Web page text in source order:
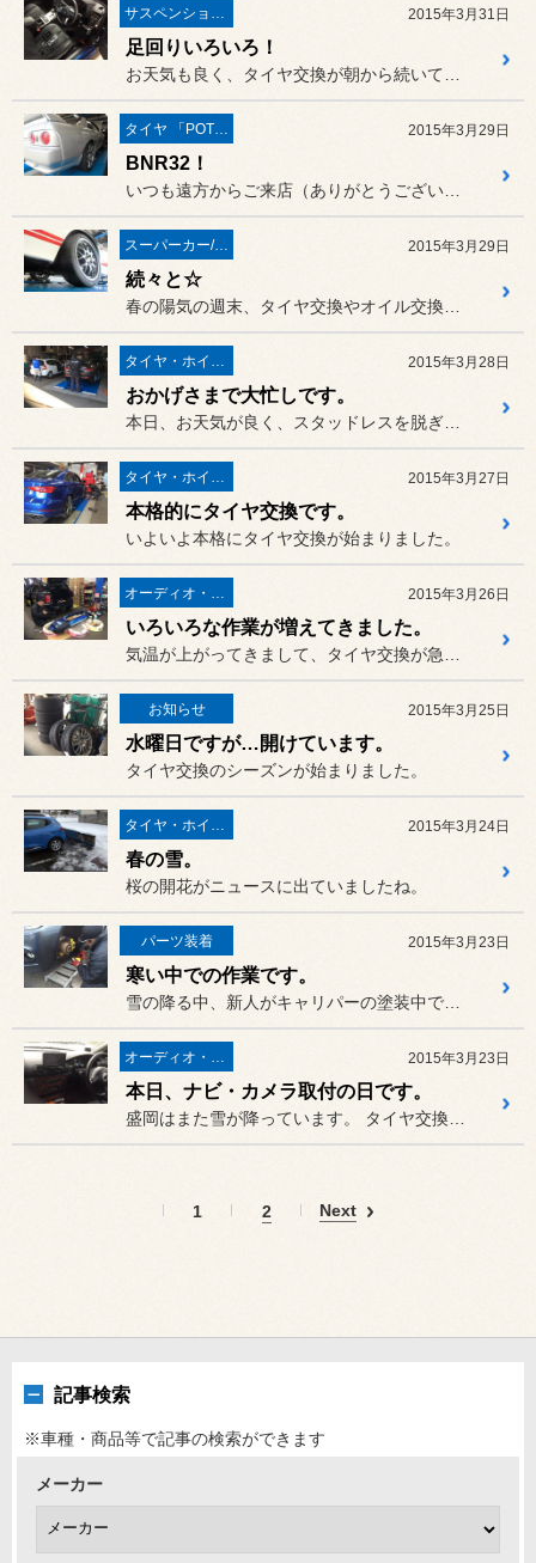
サスペンション・ボディ関連 2015年3月31日
足回りいろいろ！
タイヤ 「POTENZA」 2015年3月29日
BNR32！
スーパーカー/スーパースポーツ/ヴィンテージカー 2015年3月29日
続々と☆
タイヤ・ホイール 2015年3月28日
おかげさまで大忙しです。
タイヤ・ホイール 2015年3月27日
本格的にタイヤ交換です。
いよいよ本格にタイヤ交換が始まりました。
オーディオ・ナビ関連 2015年3月26日
いろいろな作業が増えてきました。
お知らせ 2015年3月25日
水曜日ですが…開けています。
タイヤ交換のシーズンが始まりました。
タイヤ・ホイール 2015年3月24日
春の雪。
桜の開花がニュースに出ていましたね。
パーツ装着 2015年3月23日
寒い中での作業です。
オーディオ・ナビ関連 2015年3月23日
本日、ナビ・カメラ取付の日です。
1 2 Next
記事検索
※車種・商品等で記事の検索ができます
メーカー